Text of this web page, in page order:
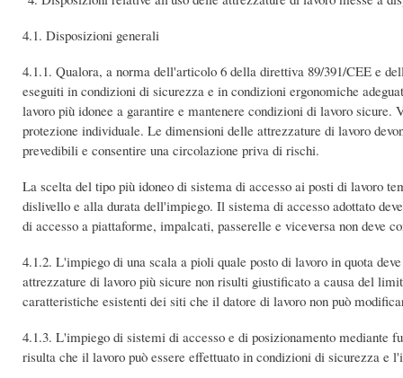
4.1. Disposizioni generali
4.1.1. Qualora, a norma dell'articolo 6 della direttiva 89/391/CEE e
eseguiti in condizioni di sicurezza e in condizioni ergonomiche
lavoro più idonee a garantire e mantenere condizioni di lavoro
protezione individuale. Le dimensioni delle attrezzature di lavoro
prevedibili e consentire una circolazione priva di rischi.
La scelta del tipo più idoneo di sistema di accesso ai posti di lavoro
dislivello e alla durata dell'impiego. Il sistema di accesso adottato
di accesso a piattaforme, impalcati, passerelle e viceversa non deve
4.1.2. L'impiego di una scala a pioli quale posto di lavoro in quota
attrezzature di lavoro più sicure non risulti giustificato a causa del
caratteristiche esistenti dei siti che il datore di lavoro non può
4.1.3. L'impiego di sistemi di accesso e di posizionamento mediante
risulta che il lavoro può essere effettuato in condizioni di sicurezza e